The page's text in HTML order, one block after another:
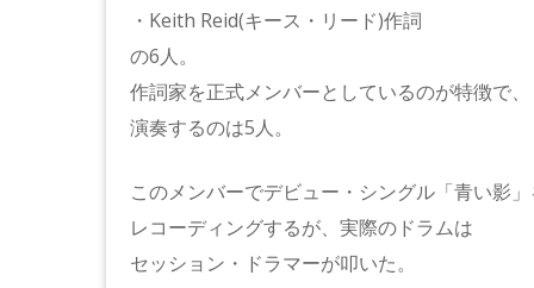
・Keith Reid(キース・リード)作詞
の6人。
作詞家を正式メンバーとしているのが特徴で、
演奏するのは5人。
このメンバーでデビュー・シングル「青い影」
レコーディングするが、実際のドラムは
セッション・ドラマーが叩いた。